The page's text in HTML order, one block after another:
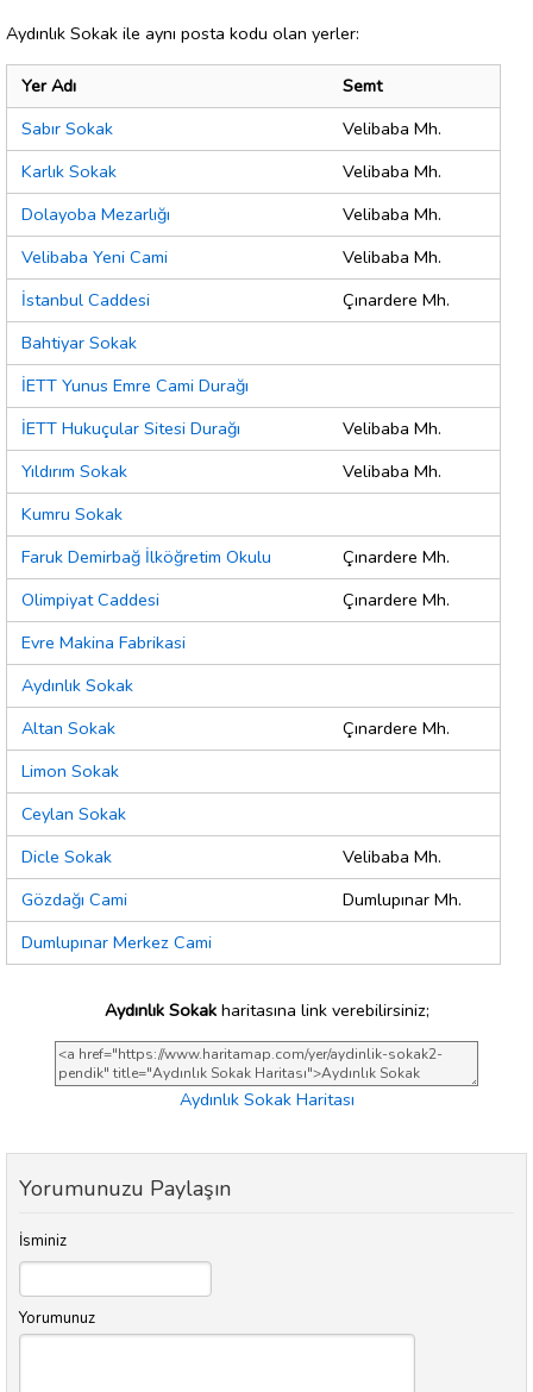
Aydınlık Sokak ile aynı posta kodu olan yerler:
Yer Adı
Semt
Sabır Sokak
Velibaba Mh.
Karlık Sokak
Velibaba Mh.
Dolayoba Mezarlığı
Velibaba Mh.
Velibaba Yeni Cami
Velibaba Mh.
İstanbul Caddesi
Çınardere Mh.
Bahtiyar Sokak
İETT Yunus Emre Cami Durağı
İETT Hukuçular Sitesi Durağı
Velibaba Mh.
Yıldırım Sokak
Velibaba Mh.
Kumru Sokak
Faruk Demirbağ İlköğretim Okulu
Çınardere Mh.
Olimpiyat Caddesi
Çınardere Mh.
Evre Makina Fabrikasi
Aydınlık Sokak
Altan Sokak
Çınardere Mh.
Limon Sokak
Ceylan Sokak
Dicle Sokak
Velibaba Mh.
Gözdağı Cami
Dumlupınar Mh.
Dumlupınar Merkez Cami
Aydınlık Sokakharitasına link verebilirsiniz;
Aydınlık Sokak Haritası
Yorumunuzu Paylaşın
İsminiz
Yorumunuz